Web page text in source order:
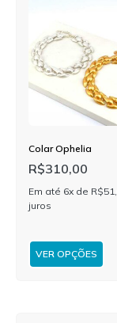
Colar Ophelia
R$310,00
Em até 6x de R$
juros
VER OPÇÕES